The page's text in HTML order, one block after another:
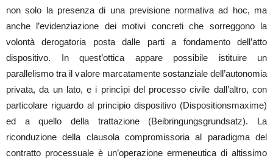
non solo la presenza di una previsione normativa ad hoc, ma
anche l’evidenziazione dei motivi concreti che sorreggono la
volontà derogatoria posta dalle parti a fondamento dell’atto
dispositivo. In quest’ottica appare possibile istituire un
parallelismo tra il valore marcatamente sostanziale dell’autonomia
privata, da un lato, e i princìpi del processo civile dall’altro, con
particolare riguardo al principio dispositivo (Dispositionsmaxime)
ed a quello della trattazione (Beibringungsgrundsatz). La
riconduzione della clausola compromissoria al paradigma del
contratto processuale è un’operazione ermeneutica di altissimo